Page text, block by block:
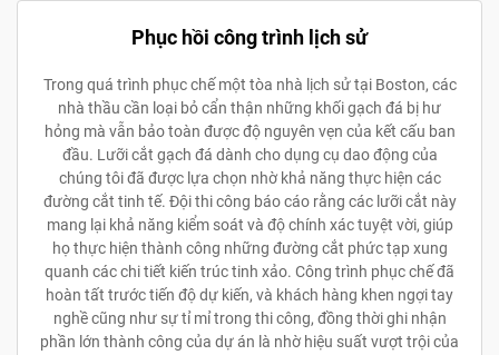
Phục hồi công trình lịch sử
Trong quá trình phục chế một tòa nhà lịch sử tại Boston, các
nhà thầu cần loại bỏ cẩn thận những khối gạch đá bị hư
hỏng mà vẫn bảo toàn được độ nguyên vẹn của kết cấu ban
đầu. Lưỡi cắt gạch đá dành cho dụng cụ dao động của
chúng tôi đã được lựa chọn nhờ khả năng thực hiện các
đường cắt tinh tế. Đội thi công báo cáo rằng các lưỡi cắt này
mang lại khả năng kiểm soát và độ chính xác tuyệt vời, giúp
họ thực hiện thành công những đường cắt phức tạp xung
quanh các chi tiết kiến trúc tinh xảo. Công trình phục chế đã
hoàn tất trước tiến độ dự kiến, và khách hàng khen ngợi tay
nghề cũng như sự tỉ mỉ trong thi công, đồng thời ghi nhận
phần lớn thành công của dự án là nhờ hiệu suất vượt trội của